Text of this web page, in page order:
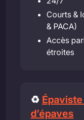
Courts &
& PACA)
Accès
étroites
♻️
d’épaves